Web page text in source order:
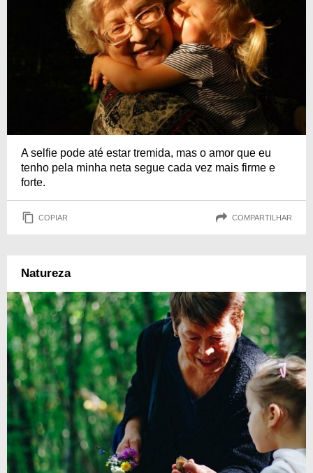
A selfie pode até estar tremida, mas o amor que eu
tenho pela minha neta segue cada vez mais firme e
forte.
COPIAR COMPARTILHAR
Natureza